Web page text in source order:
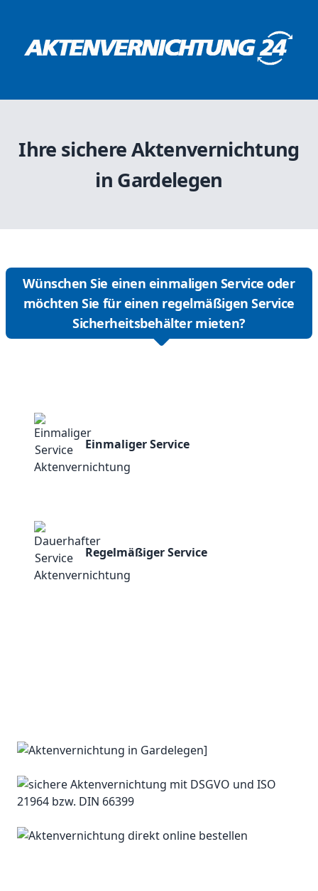
Ihre sichere Aktenvernichtung
in Gardelegen
Wünschen Sie einen einmaligen Service oder
möchten Sie für einen regelmäßigen Service
Sicherheitsbehälter mieten?
Einmaliger Service
Regelmäßiger Service